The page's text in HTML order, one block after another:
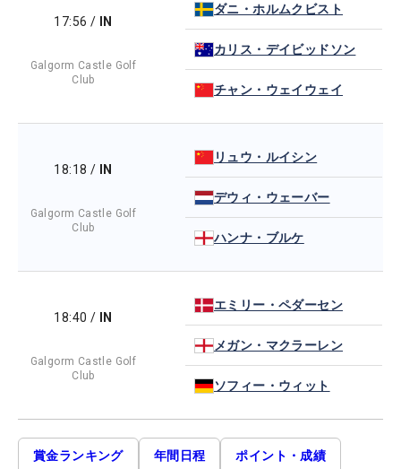
17:56 / IN
Galgorm Castle Golf
Club
ダニ・ホルムクビスト
カリス・デイビッドソン
チャン・ウェイウェイ
18:18 / IN
Galgorm Castle Golf
Club
リュウ・ルイシン
デウィ・ウェーバー
ハンナ・ブルケ
18:40 / IN
Galgorm Castle Golf
Club
エミリー・ペダーセン
メガン・マクラーレン
ソフィー・ウィット
賞金ランキング 年間日程 ポイント・成績